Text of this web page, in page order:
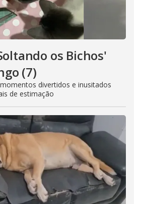
os Bichos'
(7)
divertidos e inusitados
de estimação